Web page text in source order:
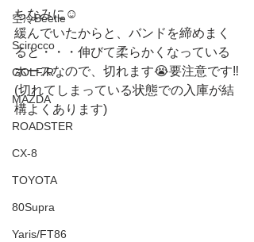
空冷Beetle
Scirocco
GOLF/R
MAZDA
ROADSTER
CX-8
TOYOTA
80Supra
Yaris/FT86
ちなみに☺️
緩んでいたからと、バンドを締めまく
ると・・・伸びて柔らかくなっている
ホースなので、切れます😭要注意です‼️
(切れてしまっている状態での入庫が結
構よくあります)